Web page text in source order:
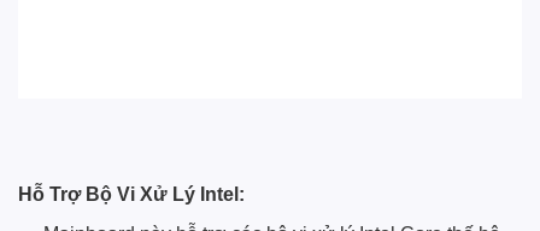
Hỗ Trợ Bộ Vi Xử Lý Intel: